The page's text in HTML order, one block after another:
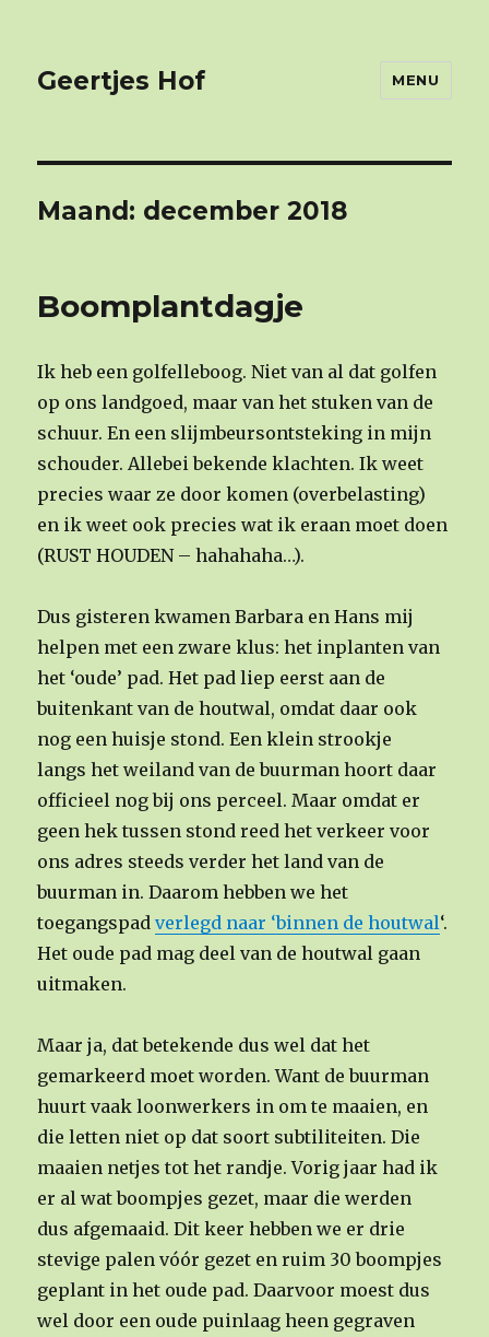
Geertjes Hof MENU
Maand: december 2018
Boomplantdagje
Ik heb een golfelleboog. Niet van al dat golfen
op ons landgoed, maar van het stuken van de
schuur. En een slijmbeursontsteking in mijn
schouder. Allebei bekende klachten. Ik weet
precies waar ze door komen (overbelasting)
en ik weet ook precies wat ik eraan moet doen
(RUST HOUDEN – hahahaha…).
Dus gisteren kwamen Barbara en Hans mij
helpen met een zware klus: het inplanten van
het ‘oude’ pad. Het pad liep eerst aan de
buitenkant van de houtwal, omdat daar ook
nog een huisje stond. Een klein strookje
langs het weiland van de buurman hoort daar
officieel nog bij ons perceel. Maar omdat er
geen hek tussen stond reed het verkeer voor
ons adres steeds verder het land van de
buurman in. Daarom hebben we het
toegangspadverlegd naar ‘binnen de houtwal‘.
Het oude pad mag deel van de houtwal gaan
uitmaken.
Maar ja, dat betekende dus wel dat het
gemarkeerd moet worden. Want de buurman
huurt vaak loonwerkers in om te maaien, en
die letten niet op dat soort subtiliteiten. Die
maaien netjes tot het randje. Vorig jaar had ik
er al wat boompjes gezet, maar die werden
dus afgemaaid. Dit keer hebben we er drie
stevige palen vóór gezet en ruim 30 boompjes
geplant in het oude pad. Daarvoor moest dus
wel door een oude puinlaag heen gegraven